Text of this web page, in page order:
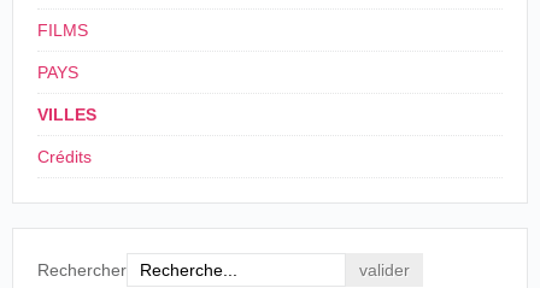
FILMS
PAYS
VILLES
Crédits
Rechercher